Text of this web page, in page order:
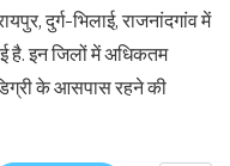
दुर्ग-भिलाई, राजनांदगांव में
है. इन जिलों में अधिकतम
के आसपास रहने की